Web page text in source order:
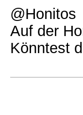
@Honitos
Auf der
Könntest